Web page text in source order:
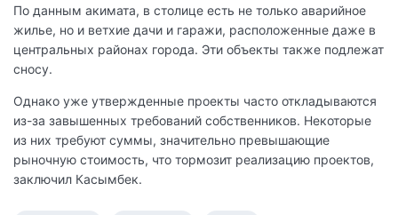
По данным акимата, в столице есть не только аварийное
жилье, но и ветхие дачи и гаражи, расположенные даже в
центральных районах города. Эти объекты также подлежат
сносу.
Однако уже утвержденные проекты часто откладываются
из-за завышенных требований собственников. Некоторые
из них требуют суммы, значительно превышающие
рыночную стоимость, что тормозит реализацию проектов,
заключил Касымбек.